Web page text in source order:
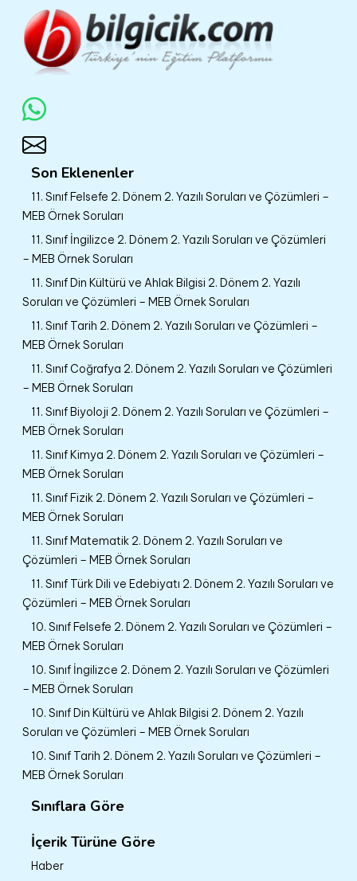
Son Eklenenler
11. Sınıf Felsefe 2. Dönem 2. Yazılı Soruları ve Çözümleri –
MEB Örnek Soruları
11. Sınıf İngilizce 2. Dönem 2. Yazılı Soruları ve Çözümleri
– MEB Örnek Soruları
11. Sınıf Din Kültürü ve Ahlak Bilgisi 2. Dönem 2. Yazılı
Soruları ve Çözümleri – MEB Örnek Soruları
11. Sınıf Tarih 2. Dönem 2. Yazılı Soruları ve Çözümleri –
MEB Örnek Soruları
11. Sınıf Coğrafya 2. Dönem 2. Yazılı Soruları ve Çözümleri
– MEB Örnek Soruları
11. Sınıf Biyoloji 2. Dönem 2. Yazılı Soruları ve Çözümleri –
MEB Örnek Soruları
11. Sınıf Kimya 2. Dönem 2. Yazılı Soruları ve Çözümleri –
MEB Örnek Soruları
11. Sınıf Fizik 2. Dönem 2. Yazılı Soruları ve Çözümleri –
MEB Örnek Soruları
11. Sınıf Matematik 2. Dönem 2. Yazılı Soruları ve
Çözümleri – MEB Örnek Soruları
11. Sınıf Türk Dili ve Edebiyatı 2. Dönem 2. Yazılı Soruları ve
Çözümleri – MEB Örnek Soruları
10. Sınıf Felsefe 2. Dönem 2. Yazılı Soruları ve Çözümleri –
MEB Örnek Soruları
10. Sınıf İngilizce 2. Dönem 2. Yazılı Soruları ve Çözümleri
– MEB Örnek Soruları
10. Sınıf Din Kültürü ve Ahlak Bilgisi 2. Dönem 2. Yazılı
Soruları ve Çözümleri – MEB Örnek Soruları
10. Sınıf Tarih 2. Dönem 2. Yazılı Soruları ve Çözümleri –
MEB Örnek Soruları
Sınıflara Göre
İçerik Türüne Göre
Haber